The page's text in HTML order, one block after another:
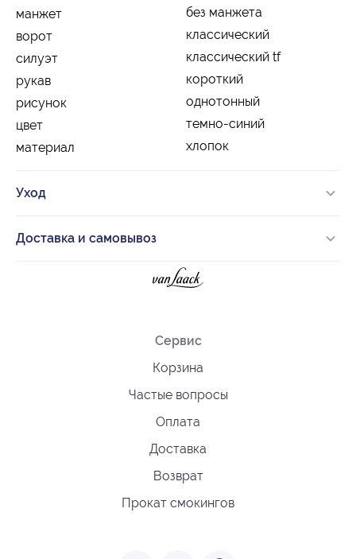
манжет
без манжета
ворот
классический
силуэт
классический tf
рукав
короткий
рисунок
однотонный
цвет
темно-синий
материал
хлопок
Уход
Доставка и самовывоз
Сервис
Корзина
Частые вопросы
Оплата
Доставка
Возврат
Прокат смокингов